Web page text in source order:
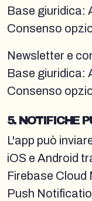
Base giuridica:
Consenso
Newsletter e
Base giuridica:
Consenso
5. NOTIFICHE
L'app può
iOS e Android
Firebase Cloud
Push